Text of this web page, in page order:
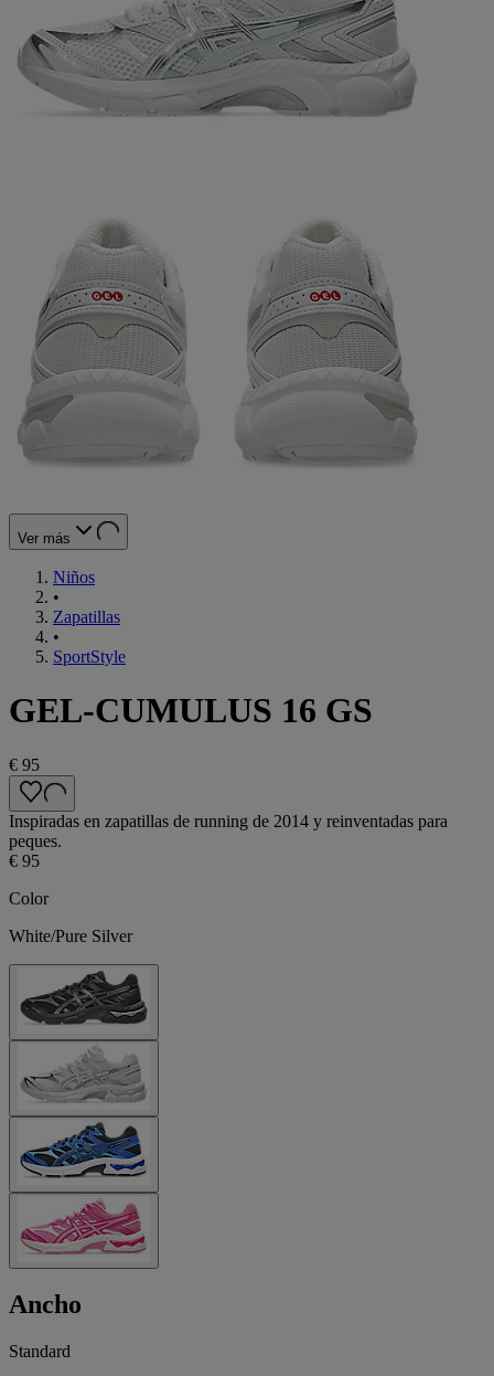
Ver más
Niños
•
Zapatillas
•
SportStyle
GEL-CUMULUS 16 GS
€ 95
Inspiradas en zapatillas de running de 2014 y reinventadas para
peques.
€ 95
Color
White/Pure Silver
Ancho
Standard